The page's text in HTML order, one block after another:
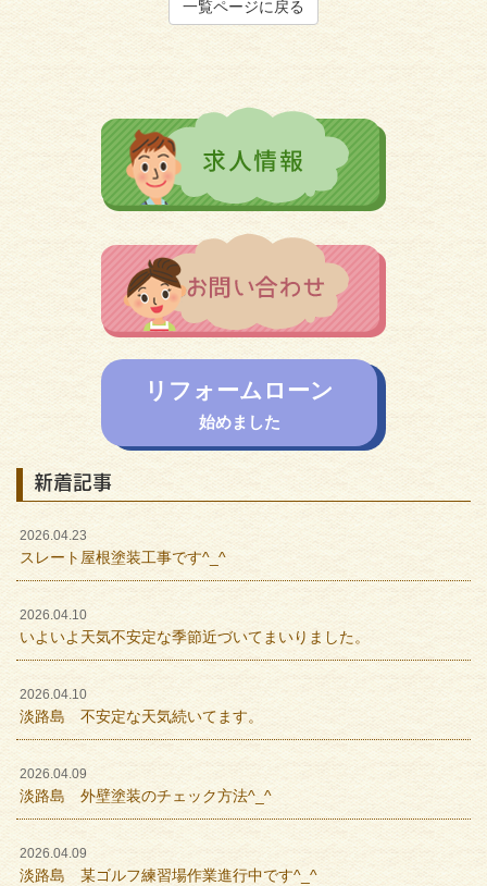
一覧ページに戻る
リフォームローン
始めました
新着記事
2026.04.23
スレート屋根塗装工事です^_^
2026.04.10
いよいよ天気不安定な季節近づいてまいりました。
2026.04.10
淡路島 不安定な天気続いてます。
2026.04.09
淡路島 外壁塗装のチェック方法^_^
2026.04.09
淡路島 某ゴルフ練習場作業進行中です^_^